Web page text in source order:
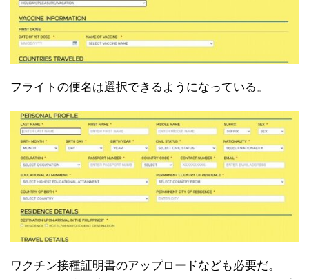
フライトの便名は選択できるようになっている。
ワクチン接種証明書のアップロードなども必要だ。